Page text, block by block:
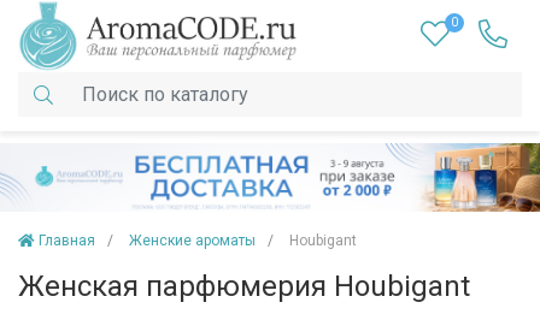
0
Главная Женские ароматы Houbigant
Женская парфюмерия Houbigant